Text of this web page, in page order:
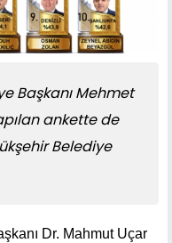
Başkanı Mehmet
ankette de
Belediye
Dr. Mahmut Uçar